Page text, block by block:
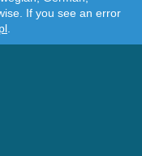
If you see an error